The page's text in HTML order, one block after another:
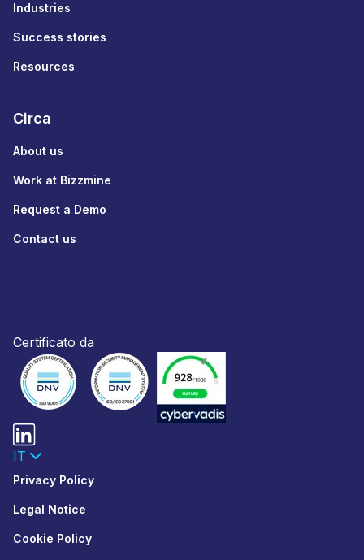
Industries
Success stories
Resources
Circa
About us
Work at Bizzmine
Request a Demo
Contact us
Certificato da
IT
Privacy Policy
Legal Notice
Cookie Policy